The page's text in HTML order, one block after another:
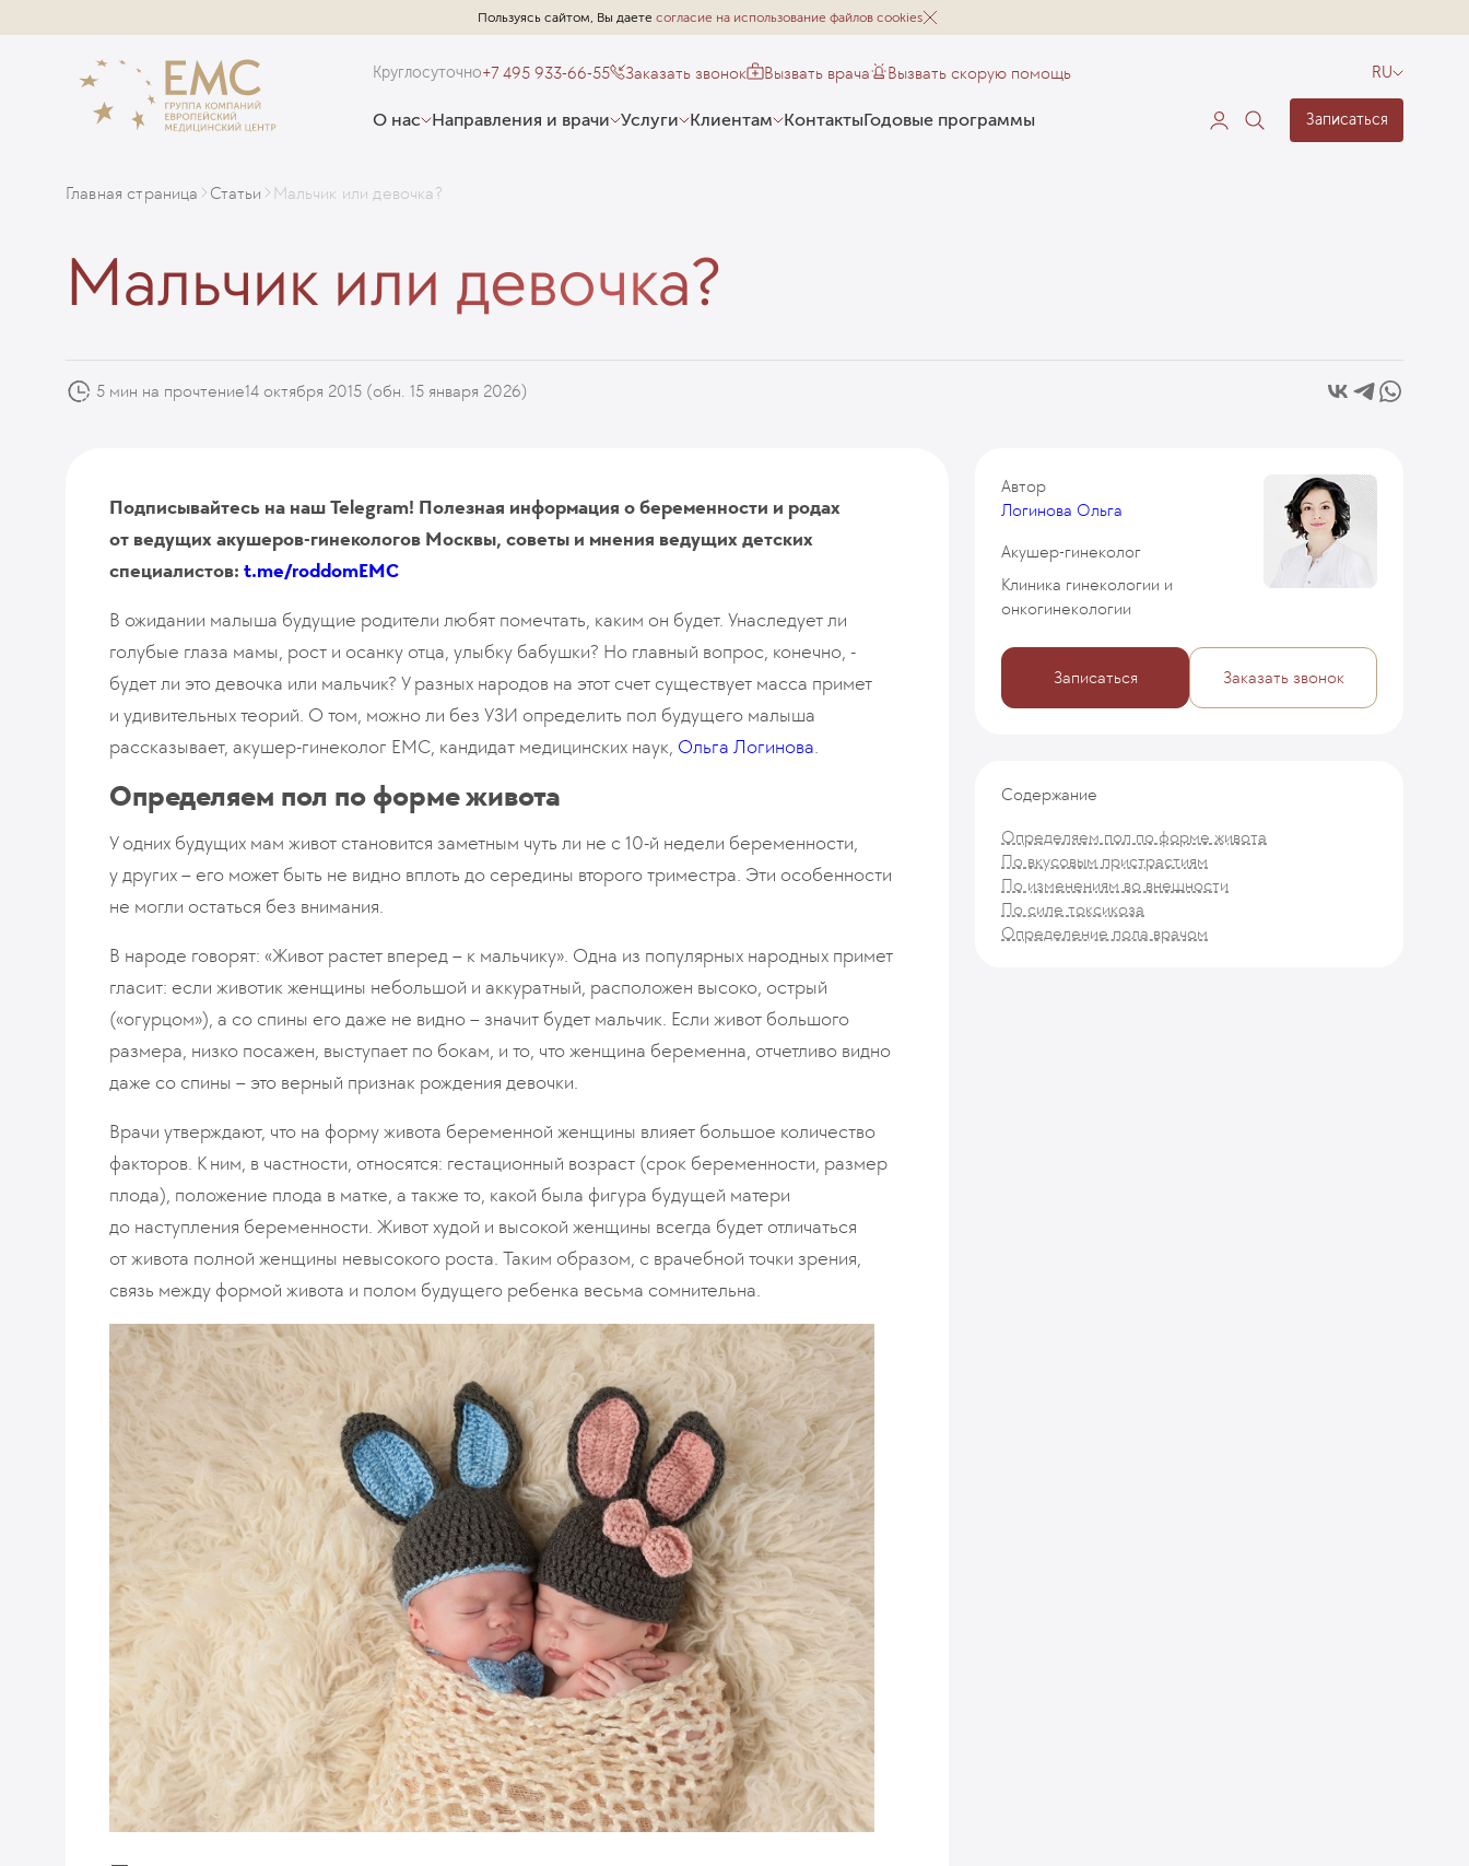
Пользуясь сайтом, Вы даете согласие на использование файлов cookies
Круглосуточно+7 495 933-66-55 Заказать звонок Вызвать врача Вызвать скорую помощь RU
О нас Направления и врачи Услуги Клиентам КонтактыГодовые программы Записаться
Главная страница Статьи Мальчик или девочка?
Мальчик или девочка?
5 мин на прочтение14 октября 2015 (обн. 15 января 2026)
Подписывайтесь на наш Telegram! Полезная информация о беременности и родах
от ведущих акушеров-гинекологов Москвы, советы и мнения ведущих детских
специалистов: t.me/roddomEMC
В ожидании малыша будущие родители любят помечтать, каким он будет. Унаследует ли
голубые глаза мамы, рост и осанку отца, улыбку бабушки? Но главный вопрос, конечно, -
будет ли это девочка или мальчик? У разных народов на этот счет существует масса примет
и удивительных теорий. О том, можно ли без УЗИ определить пол будущего малыша
рассказывает, акушер-гинеколог EMC, кандидат медицинских наук, Ольга Логинова.
Определяем пол по форме живота
У одних будущих мам живот становится заметным чуть ли не с 10-й недели беременности,
у других – его может быть не видно вплоть до середины второго триместра. Эти особенности
не могли остаться без внимания.
В народе говорят: «Живот растет вперед – к мальчику». Одна из популярных народных примет
гласит: если животик женщины небольшой и аккуратный, расположен высоко, острый
(«огурцом»), а со спины его даже не видно – значит будет мальчик. Если живот большого
размера, низко посажен, выступает по бокам, и то, что женщина беременна, отчетливо видно
даже со спины – это верный признак рождения девочки.
Врачи утверждают, что на форму живота беременной женщины влияет большое количество
факторов. К ним, в частности, относятся: гестационный возраст (срок беременности, размер
плода), положение плода в матке, а также то, какой была фигура будущей матери
до наступления беременности. Живот худой и высокой женщины всегда будет отличаться
от живота полной женщины невысокого роста. Таким образом, с врачебной точки зрения,
связь между формой живота и полом будущего ребенка весьма сомнительна.
Автор
Логинова Ольга
Акушер-гинеколог
Клиника гинекологии и
онкогинекологии
Записаться Заказать звонок
Содержание
Определяем пол по форме живота
По вкусовым пристрастиям
По изменениям во внешности
По силе токсикоза
Определение пола врачом